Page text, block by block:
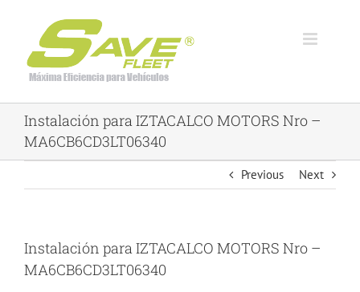
content
Instalación para IZTACALCO MOTORS Nro –
MA6CB6CD3LT06340
Previous Next
Instalación para IZTACALCO MOTORS Nro –
MA6CB6CD3LT06340